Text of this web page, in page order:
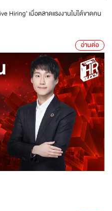
Hiring’ เมื่อตลาดแรงงานไม่ได้ขาดคน
อ่านต่อ